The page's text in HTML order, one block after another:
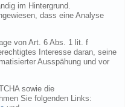
im Hintergrund.
dass eine Analyse
von Art. 6 Abs. 1 lit. f
Interesse daran, seine
Ausspähung und vor
sowie die
Sie folgenden Links: